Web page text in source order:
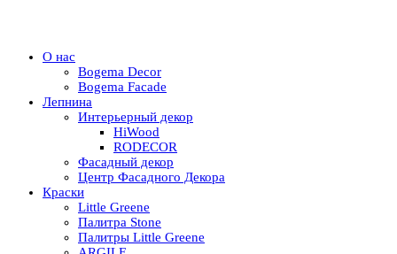
О нас
Bogema Decor
Bogema Facade
Лепнина
Интерьерный декор
HiWood
RODECOR
Фасадный декор
Центр Фасадного Декора
Краски
Little Greene
Палитра Stone
Палитры Little Greene